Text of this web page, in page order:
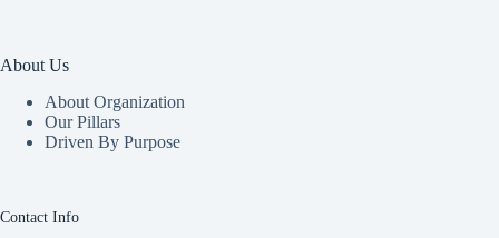
About Us
About Organization
Our Pillars
Driven By Purpose​
Contact Info